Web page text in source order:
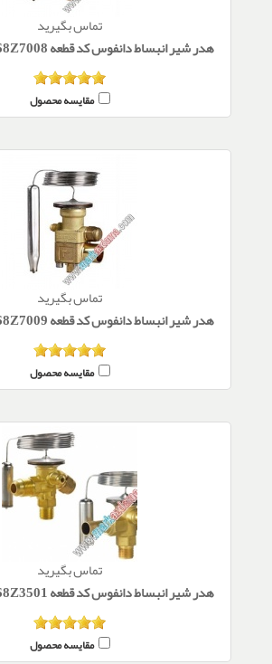
تماس بگیرید
هدر شیر انبساط دانفوس کد قطعه 068Z7008 مدل TEB 2
مقایسه محصول
تماس بگیرید
هدر شیر انبساط دانفوس کد قطعه 068Z7009 مدل TEB 2
مقایسه محصول
تماس بگیرید
هدر شیر انبساط دانفوس کد قطعه 068Z3501 مدل TEZ 2
مقایسه محصول